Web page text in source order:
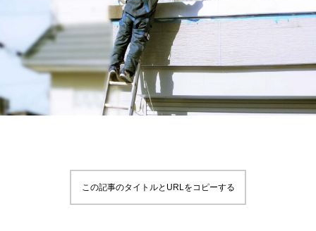
この記事のタイトルとURLをコピーする